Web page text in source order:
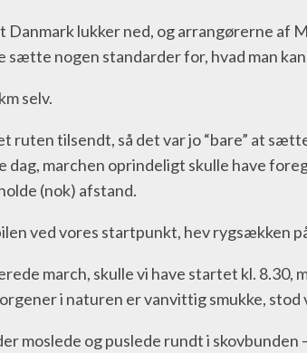
Danmark lukker ned, og arrangørerne
sætte nogen standarder for, hvad man
selv.
ruten tilsendt, så det var jo “bare” at
marchen oprindeligt skulle have
(nok) afstand.
ved vores startpunkt, hev rygsækken
march, skulle vi have startet kl. 8.30,
i naturen er vanvittig smukke,
moslede og puslede rundt i